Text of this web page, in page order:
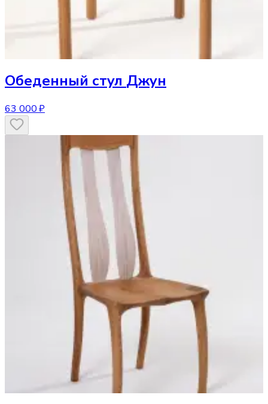
Обеденный стул Джун
63 000 ₽